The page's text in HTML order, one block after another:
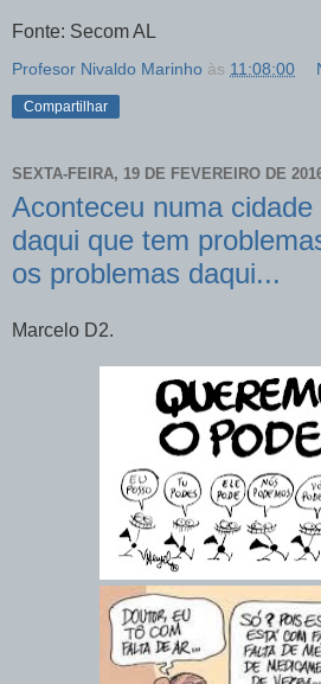
Fonte: Secom AL
Profesor Nivaldo Marinho às 11:08:00
Compartilhar
SEXTA-FEIRA, 19 DE FEVEREIRO DE
Aconteceu numa
daqui que tem
os problemas daqui...
Marcelo D2.